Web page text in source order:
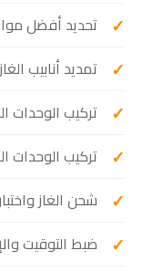
تحديد أفضل
تمديد أنابيب
تركيب الوحدات
تركيب الوحدات
شحن الغاز
ضبط التوقيت